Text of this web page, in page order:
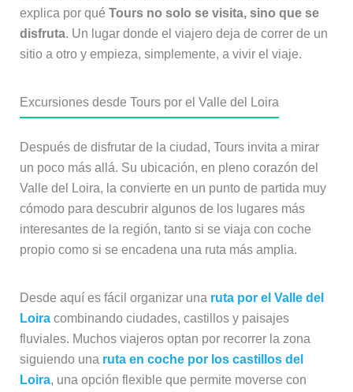
explica por qué Tours no solo se visita, sino que se
disfruta. Un lugar donde el viajero deja de correr de un
sitio a otro y empieza, simplemente, a vivir el viaje.
Excursiones desde Tours por el Valle del Loira
Después de disfrutar de la ciudad, Tours invita a mirar
un poco más allá. Su ubicación, en pleno corazón del
Valle del Loira, la convierte en un punto de partida muy
cómodo para descubrir algunos de los lugares más
interesantes de la región, tanto si se viaja con coche
propio como si se encadena una ruta más amplia.
Desde aquí es fácil organizar una ruta por el Valle del
Loiracombinando ciudades, castillos y paisajes
fluviales. Muchos viajeros optan por recorrer la zona
siguiendo una ruta en coche por los castillos del
Loira, una opción flexible que permite moverse con